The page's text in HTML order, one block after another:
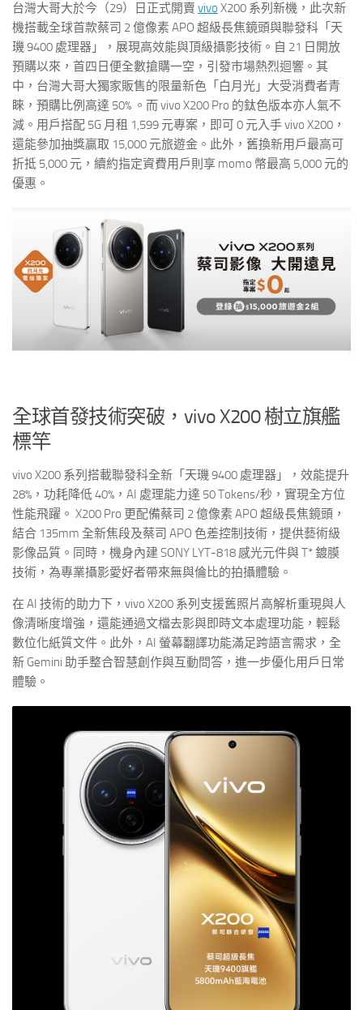
台灣大哥大於今（29）日正式開賣 vivo X200 系列新機，此次新
機搭載全球首款蔡司 2 億像素 APO 超級長焦鏡頭與聯發科「天
璣 9400 處理器」，展現高效能與頂級攝影技術。自 21 日開放
預購以來，首四日便全數搶購一空，引發市場熱烈迴響。其
中，台灣大哥大獨家販售的限量新色「白月光」大受消費者青
睞，預購比例高達 50% 。而 vivo X200 Pro 的鈦色版本亦人氣不
減。用戶搭配 5G 月租 1,599 元專案，即可 0 元入手 vivo X200，
還能參加抽獎贏取 15,000 元旅遊金。此外，舊換新用戶最高可
折抵 5,000 元，續約指定資費用戶則享 momo 幣最高 5,000 元的
優惠。
全球首發技術突破，vivo X200 樹立旗艦
標竿
vivo X200 系列搭載聯發科全新「天璣 9400 處理器」，效能提升
28%，功耗降低 40%，AI 處理能力達 50 Tokens/秒，實現全方位
性能飛躍。 X200 Pro 更配備蔡司 2 億像素 APO 超級長焦鏡頭，
結合 135mm 全新焦段及蔡司 APO 色差控制技術，提供藝術級
影像品質。同時，機身內建 SONY LYT-818 感光元件與 T* 鍍膜
技術，為專業攝影愛好者帶來無與倫比的拍攝體驗。
在 AI 技術的助力下，vivo X200 系列支援舊照片高解析重現與人
像清晰度增強，還能通過文檔去影與即時文本處理功能，輕鬆
數位化紙質文件。此外，AI 螢幕翻譯功能滿足跨語言需求，全
新 Gemini 助手整合智慧創作與互動問答，進一步優化用戶日常
體驗。